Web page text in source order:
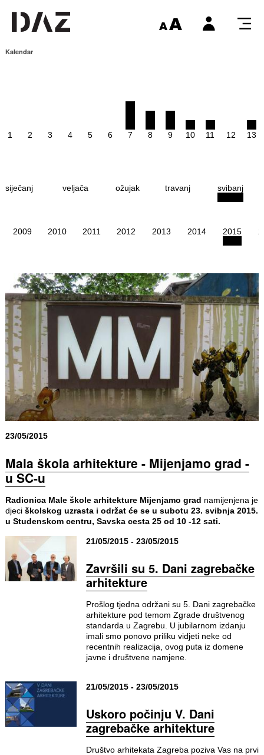
Kalendar
1 2 3 4 5 6 7 8 9 10 11 12 13
siječanj veljača ožujak travanj svibanj
2009 2010 2011 2012 2013 2014 2015
23/05/2015
Mala škola arhitekture - Mijenjamo grad -
u SC-u
Radionica Male škole arhitekture Mijenjamo grad namijenjena je
djeciškolskog uzrasta i održat će se u subotu 23. svibnja 2015.
u Studenskom centru, Savska cesta 25 od 10 -12 sati.
21/05/2015 - 23/05/2015
Završili su 5. Dani zagrebačke
arhitekture
Prošlog tjedna održani su 5. Dani zagrebačke
arhitekture pod temom Zgrade društvenog
standarda u Zagrebu. U jubilarnom izdanju
imali smo ponovo priliku vidjeti neke od
recentnih realizacija, ovog puta iz domene
javne i društvene namjene.
21/05/2015 - 23/05/2015
Uskoro počinju V. Dani
zagrebačke arhitekture
Društvo arhitekata Zagreba poziva Vas na prvi